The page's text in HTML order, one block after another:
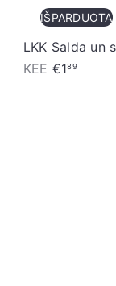
IŠPARDUOTA
LKK Salda un
KEE €189